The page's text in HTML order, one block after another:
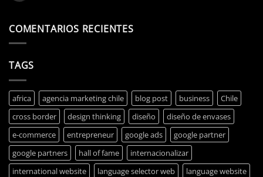
COMENTARIOS RECIENTES
TAGS
africa agencia marketing chile blog post business
Chile
cross border
design thinking diseño
diseño de envases
e-commerce
entrepreneur google ads
google partner
google partners
hall of fame
internacionalizar
international website
language selector web
language website